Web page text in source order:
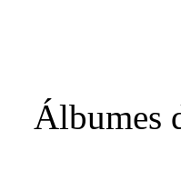
Álbumes